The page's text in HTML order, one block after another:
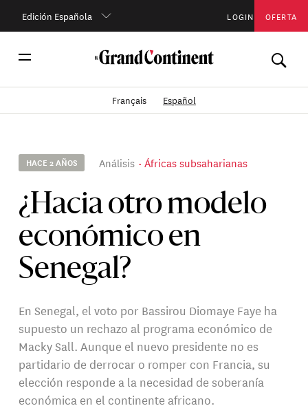
Edición Española LOGIN OFERTA
Français Español
HACE 2 AÑOS Análisis Áfricas subsaharianas
¿Hacia otro modelo
económico en
Senegal?
En Senegal, el voto por Bassirou Diomaye Faye ha
supuesto un rechazo al programa económico de
Macky Sall. Aunque el nuevo presidente no es
partidario de derrocar o romper con Francia, su
elección responde a la necesidad de soberanía
económica en el continente africano.